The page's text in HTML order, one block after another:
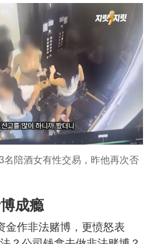
陪酒女有性交易，昨他再次否
成瘾
金作非法赌博，更愤怒表